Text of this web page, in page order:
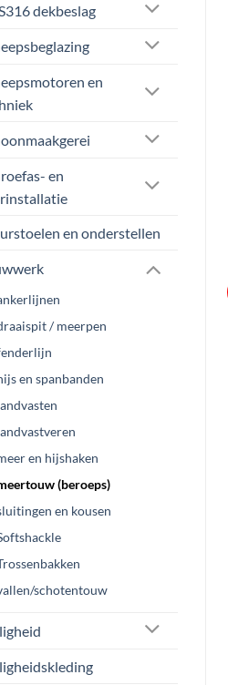
dekbeslag
en
en
en onderstellen
/ meerpen
en spanbanden
en hijshaken
(beroeps)
en kousen
schotentouw
/
Tiger Rope 24 mm Meertros
| lengte 75 meter